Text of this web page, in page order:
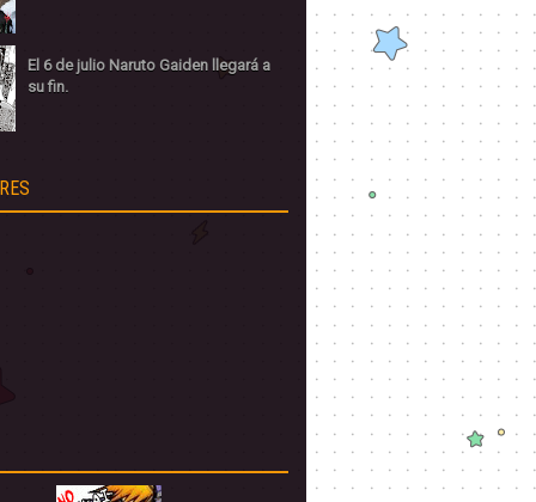
El 6 de julio Naruto Gaiden llegará a
su fin.